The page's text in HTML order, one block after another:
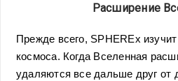
Расширение
Прежде всего, SPHEREx
космоса. Когда Вселенная
удаляются все дальше друг от